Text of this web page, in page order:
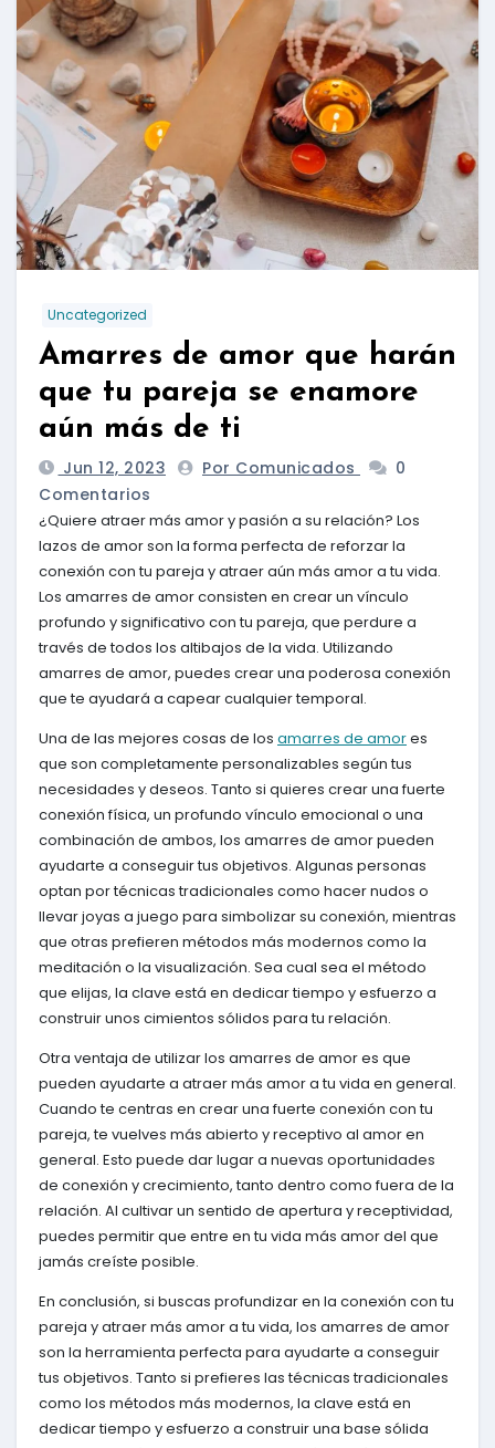
Uncategorized
Amarres de amor que harán
que tu pareja se enamore
aún más de ti
Jun 12, 2023 Por Comunicados
0
Comentarios
¿Quiere atraer más amor y pasión a su relación? Los
lazos de amor son la forma perfecta de reforzar la
conexión con tu pareja y atraer aún más amor a tu vida.
Los amarres de amor consisten en crear un vínculo
profundo y significativo con tu pareja, que perdure a
través de todos los altibajos de la vida. Utilizando
amarres de amor, puedes crear una poderosa conexión
que te ayudará a capear cualquier temporal.
Una de las mejores cosas de los amarres de amores
que son completamente personalizables según tus
necesidades y deseos. Tanto si quieres crear una fuerte
conexión física, un profundo vínculo emocional o una
combinación de ambos, los amarres de amor pueden
ayudarte a conseguir tus objetivos. Algunas personas
optan por técnicas tradicionales como hacer nudos o
llevar joyas a juego para simbolizar su conexión, mientras
que otras prefieren métodos más modernos como la
meditación o la visualización. Sea cual sea el método
que elijas, la clave está en dedicar tiempo y esfuerzo a
construir unos cimientos sólidos para tu relación.
Otra ventaja de utilizar los amarres de amor es que
pueden ayudarte a atraer más amor a tu vida en general.
Cuando te centras en crear una fuerte conexión con tu
pareja, te vuelves más abierto y receptivo al amor en
general. Esto puede dar lugar a nuevas oportunidades
de conexión y crecimiento, tanto dentro como fuera de la
relación. Al cultivar un sentido de apertura y receptividad,
puedes permitir que entre en tu vida más amor del que
jamás creíste posible.
En conclusión, si buscas profundizar en la conexión con tu
pareja y atraer más amor a tu vida, los amarres de amor
son la herramienta perfecta para ayudarte a conseguir
tus objetivos. Tanto si prefieres las técnicas tradicionales
como los métodos más modernos, la clave está en
dedicar tiempo y esfuerzo a construir una base sólida